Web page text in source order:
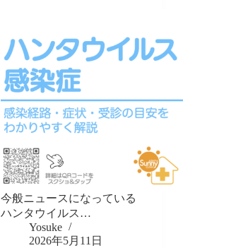
今般ニュースになっている
ハンタウイルス…
Yosuke
2026年5月11日